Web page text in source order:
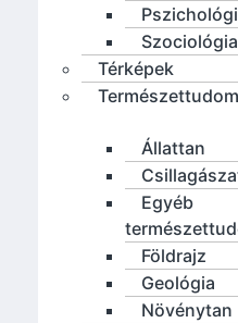
Szociológia
Térképek
Állattan
Egyéb
Földrajz
Geológia
Növénytan